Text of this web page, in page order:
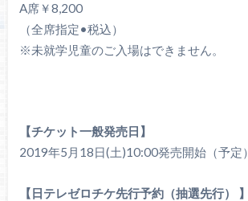
A席￥8,200
（全席指定•税込）
※未就学児童のご入場はできません。
【チケット一般発売日】
2019年5月18日(土)10:00発売開始（予定）
【日テレゼロチケ先行予約（抽選先行） 】